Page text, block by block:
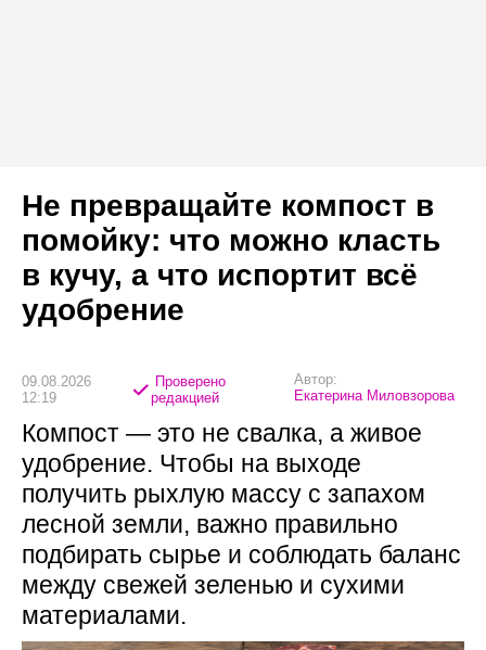
Не превращайте компост в
помойку: что можно класть
в кучу, а что испортит всё
удобрение
09.08.2026
12:19
Проверено
редакцией
Автор:
Екатерина Миловзорова
Компост — это не свалка, а живое
удобрение. Чтобы на выходе
получить рыхлую массу с запахом
лесной земли, важно правильно
подбирать сырье и соблюдать баланс
между свежей зеленью и сухими
материалами.